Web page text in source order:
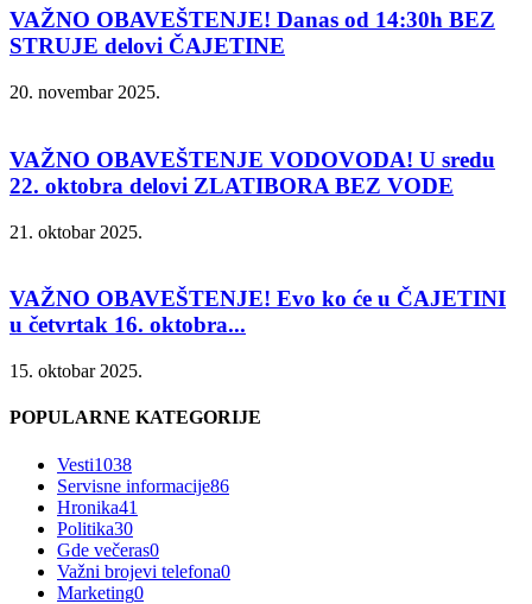
VAŽNO OBAVEŠTENJE! Danas od 14:30h BEZ
STRUJE delovi ČAJETINE
20. novembar 2025.
VAŽNO OBAVEŠTENJE VODOVODA! U sredu
22. oktobra delovi ZLATIBORA BEZ VODE
21. oktobar 2025.
VAŽNO OBAVEŠTENJE! Evo ko će u ČAJETINI
u četvrtak 16. oktobra...
15. oktobar 2025.
POPULARNE KATEGORIJE
Vesti1038
Servisne informacije86
Hronika41
Politika30
Gde večeras0
Važni brojevi telefona0
Marketing0